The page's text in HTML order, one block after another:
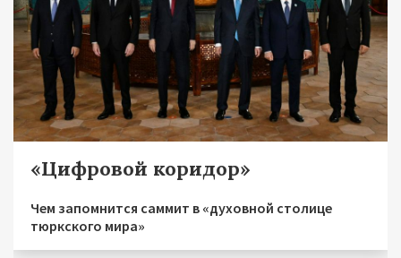
«Цифровой коридор»
Чем запомнится саммит в «духовной столице
тюркского мира»